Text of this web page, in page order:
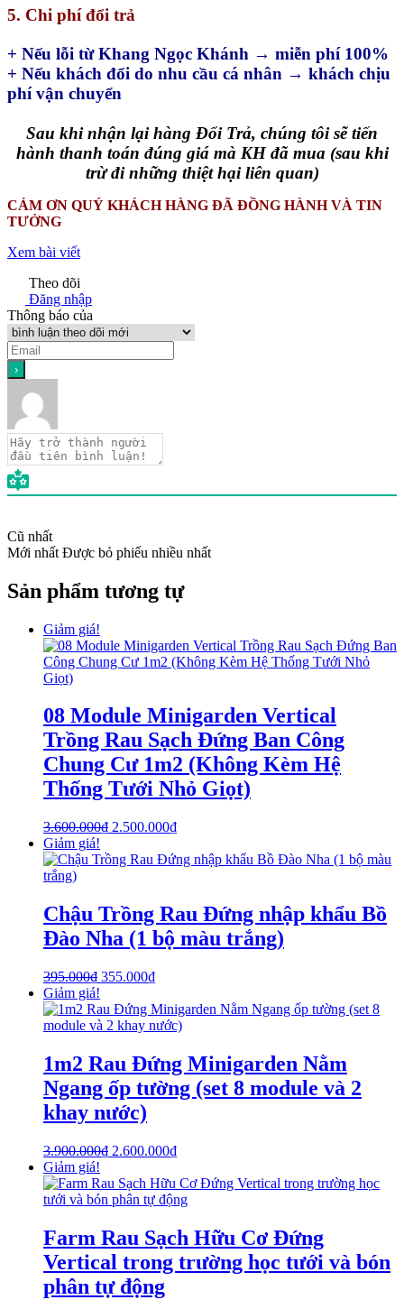
5. Chi phí đổi trả
+ Nếu lỗi từ Khang Ngọc Khánh → miễn phí 100%
+ Nếu khách đổi do nhu cầu cá nhân → khách chịu
phí vận chuyển
Sau khi nhận lại hàng Đổi Trả, chúng tôi sẽ tiến
hành thanh toán đúng giá mà KH đã mua (sau khi
trừ đi những thiệt hại liên quan)
CẢM ƠN QUÝ KHÁCH HÀNG ĐÃ ĐỒNG HÀNH VÀ TIN
TƯỞNG
Xem bài viết
Theo dõi
Đăng nhập
Thông báo của
Cũ nhất
Mới nhất Được bỏ phiếu nhiều nhất
Sản phẩm tương tự
Giảm giá!
08 Module Minigarden Vertical
Trồng Rau Sạch Đứng Ban Công
Chung Cư 1m2 (Không Kèm Hệ
Thống Tưới Nhỏ Giọt)
3.600.000₫ 2.500.000₫
Giảm giá!
Chậu Trồng Rau Đứng nhập khẩu Bồ
Đào Nha (1 bộ màu trắng)
395.000₫ 355.000₫
Giảm giá!
1m2 Rau Đứng Minigarden Nằm
Ngang ốp tường (set 8 module và 2
khay nước)
3.900.000₫ 2.600.000₫
Giảm giá!
Farm Rau Sạch Hữu Cơ Đứng
Vertical trong trường học tưới và bón
phân tự động